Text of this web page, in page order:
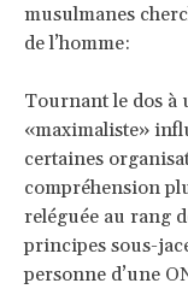
musulmanes
de l’homme:
Tournant le dos à
«maximaliste»
certaines
compréhension
reléguée au rang
principes sous-
personne d’une